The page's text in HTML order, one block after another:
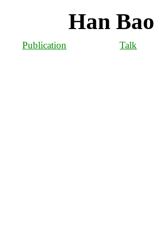
Han Bao
Publication Talk